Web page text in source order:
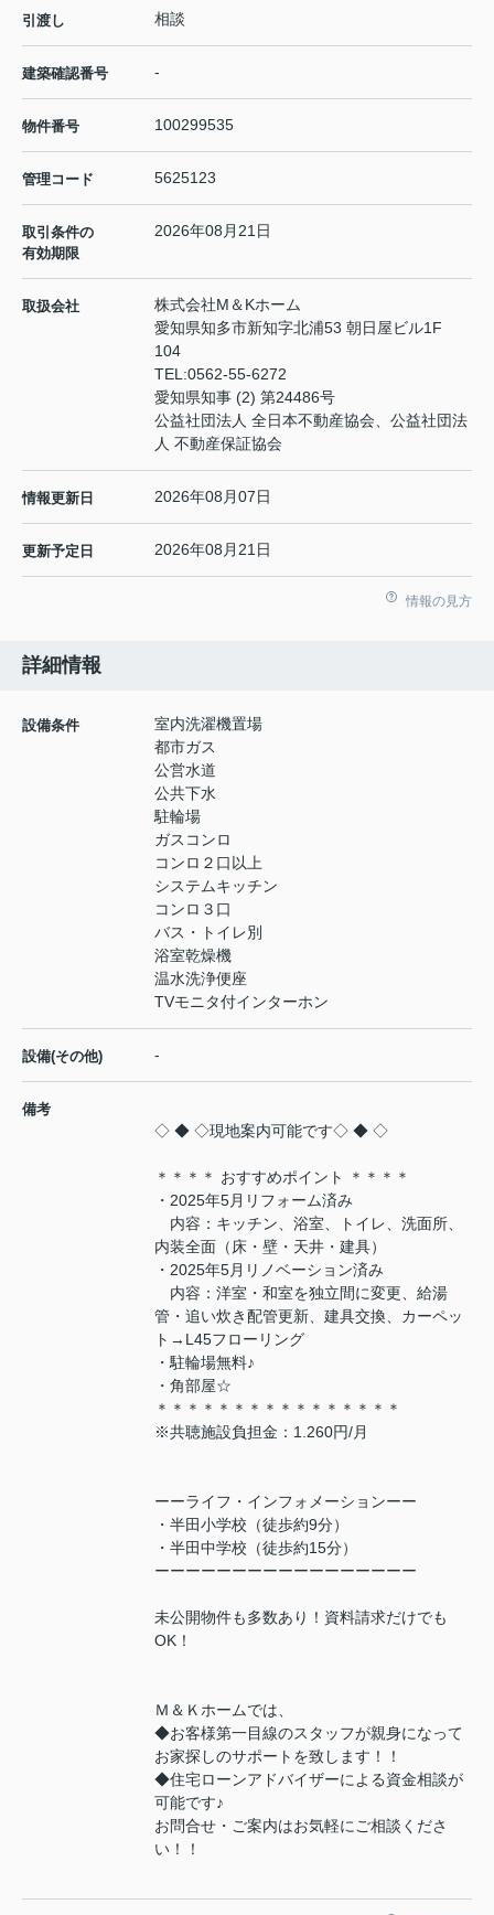
引渡し 相談
建築確認番号 -
物件番号 100299535
管理コード 5625123
取引条件の
有効期限
2026年08月21日
取扱会社
株式会社M＆Kホーム
愛知県知多市新知字北浦53 朝日屋ビル1F
104
TEL:0562-55-6272
愛知県知事 (2) 第24486号
公益社団法人 全日本不動産協会、公益社団法
人 不動産保証協会
情報更新日 2026年08月07日
更新予定日 2026年08月21日
情報の見方
詳細情報
設備条件
室内洗濯機置場
都市ガス
公営水道
公共下水
駐輪場
ガスコンロ
コンロ２口以上
システムキッチン
コンロ３口
バス・トイレ別
浴室乾燥機
温水洗浄便座
TVモニタ付インターホン
設備(その他) -
備考
◇ ◆ ◇現地案内可能です◇ ◆ ◇
＊＊＊＊ おすすめポイント ＊＊＊＊
・2025年5月リフォーム済み
内容：キッチン、浴室、トイレ、洗面所、
内装全面（床・壁・天井・建具）
・2025年5月リノベーション済み
内容：洋室・和室を独立間に変更、給湯
管・追い炊き配管更新、建具交換、カーペッ
ト→L45フローリング
・駐輪場無料♪
・角部屋☆
＊＊＊＊＊＊＊＊＊＊＊＊＊＊＊＊
※共聴施設負担金：1.260円/月
ーーライフ・インフォメーションーー
・半田小学校（徒歩約9分）
・半田中学校（徒歩約15分）
ーーーーーーーーーーーーーーーーー
未公開物件も多数あり！資料請求だけでも
OK！
Ｍ＆Ｋホームでは、
◆お客様第一目線のスタッフが親身になって
お家探しのサポートを致します！！
◆住宅ローンアドバイザーによる資金相談が
可能です♪
お問合せ・ご案内はお気軽にご相談くださ
い！！